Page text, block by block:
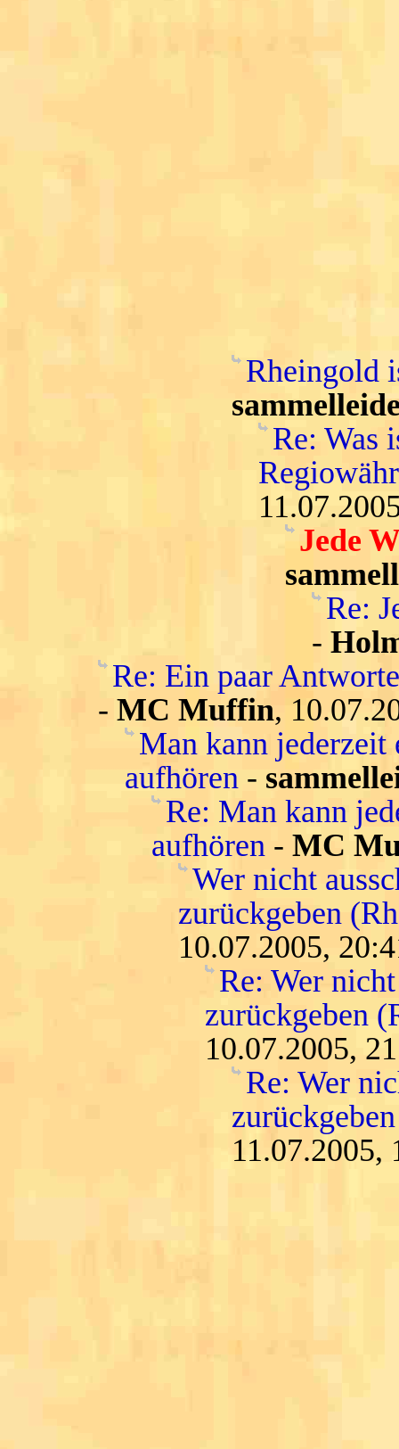
Rheingold
Re: Was
Jede
Re:
-
Re: Ein paar
- MC Muffin,
Man kann
aufhören -
Re: Man kann
aufhören - MC
Wer nicht
zurückgeben
10.07.2005,
Re: Wer
zurückgeben
10.07.2005,
Re: Wer
11.07.2005,